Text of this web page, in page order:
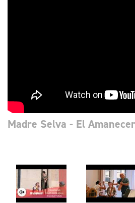
Madre Selva - El